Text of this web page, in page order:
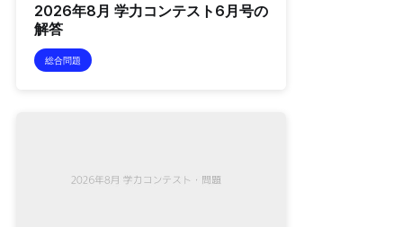
2026年8月 学力コンテスト6月号の
解答
総合問題